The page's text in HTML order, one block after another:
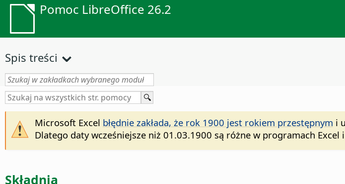
Pomoc LibreOffice 26.2
Spis treści
Microsoft Excel błędnie zakłada, że rok 1900 jest rokiem przestępnym i
Dlatego daty wcześniejsze niż 01.03.1900 są różne w programach Excel
Składnia